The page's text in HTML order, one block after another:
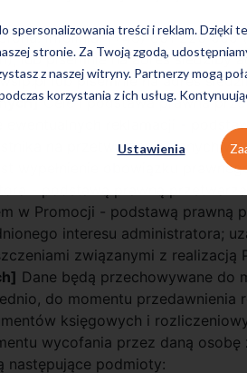
spersonalizowania treści i reklam. Dzięki
stronie. Za Twoją zgodą,
z naszej witryny. Partnerzy mogą
korzystania z ich usług.
Ustawienia
infolinia: (+48) 801 220
lub pisemnie na adres siedziby
lub pisemnie na adres
Cele i podstawa prawna
ewentualnych reklamacji -
na przetwarzanie danych
wypełnienie obowiązku
- podstawą prawną
w Promocji - podstawą prawną
interesu administratora;
związanymi z realizacją
Dane będą przechowywane do
do momentu przedawnienia
księgowych i
wycofania przez daną
następujące podmioty: